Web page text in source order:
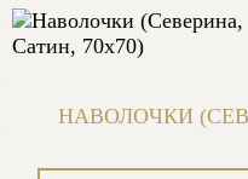
НАВОЛОЧКИ